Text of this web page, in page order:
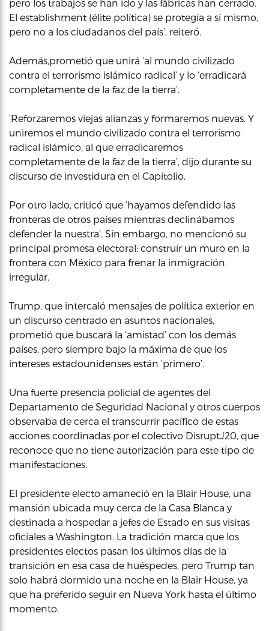
pero los trabajos se han ido y las fábricas han cerrado.
El establishment (élite política) se protegía a sí mismo,
pero no a los ciudadanos del país’, reiteró.
Además,prometió que unirá ‘al mundo civilizado
contra el terrorismo islámico radical’ y lo ‘erradicará
completamente de la faz de la tierra’.
‘Reforzaremos viejas alianzas y formaremos nuevas. Y
uniremos el mundo civilizado contra el terrorismo
radical islámico, al que erradicaremos
completamente de la faz de la tierra’, dijo durante su
discurso de investidura en el Capitolio.
Por otro lado, criticó que ‘hayamos defendido las
fronteras de otros países mientras declinábamos
defender la nuestra’. Sin embargo, no mencionó su
principal promesa electoral: construir un muro en la
frontera con México para frenar la inmigración
irregular.
Trump, que intercaló mensajes de política exterior en
un discurso centrado en asuntos nacionales,
prometió que buscará la ‘amistad’ con los demás
países, pero siempre bajo la máxima de que los
intereses estadounidenses están ‘primero’.
Una fuerte presencia policial de agentes del
Departamento de Seguridad Nacional y otros cuerpos
observaba de cerca el transcurrir pacífico de estas
acciones coordinadas por el colectivo DisruptJ20, que
reconoce que no tiene autorización para este tipo de
manifestaciones.
El presidente electo amaneció en la Blair House, una
mansión ubicada muy cerca de la Casa Blanca y
destinada a hospedar a jefes de Estado en sus visitas
oficiales a Washington. La tradición marca que los
presidentes electos pasan los últimos días de la
transición en esa casa de huéspedes, pero Trump tan
solo habrá dormido una noche en la Blair House, ya
que ha preferido seguir en Nueva York hasta el último
momento.